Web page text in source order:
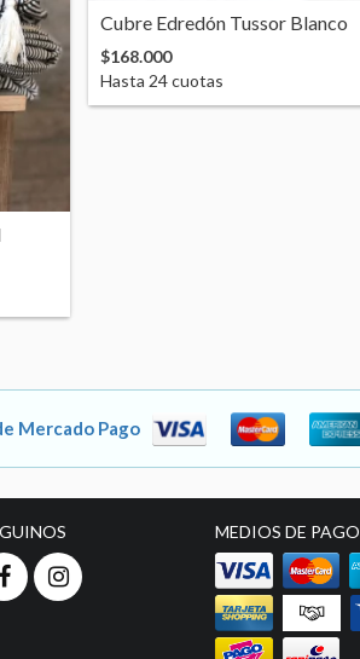
Cubre Edredón Tussor Blanco
$168.000
Hasta 24cuotas
Mercado Pago
MEDIOS DE PAGO